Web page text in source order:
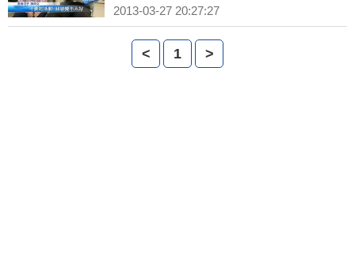
2013-03-27 20:27:27
< 1 >